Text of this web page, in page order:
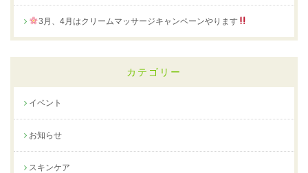
3月、4月はクリームマッサージキャンペーンやります
カテゴリー
イベント
お知らせ
スキンケア